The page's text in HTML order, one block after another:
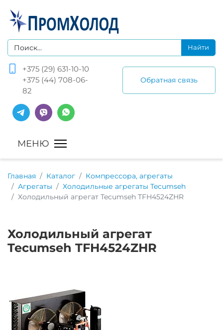
+375 (29) 631-10-10
+375 (44) 708-06-
82
Обратная связь
Главная Каталог
Компрессора, агрегаты
Агрегаты
Холодильные агрегаты Tecumseh
Холодильный агрегат Tecumseh TFH4524ZHR
Холодильный агрегат
Tecumseh TFH4524ZHR